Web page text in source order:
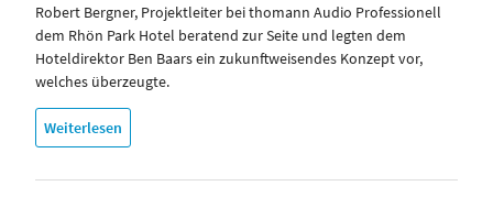
Robert Bergner, Projektleiter bei thomann Audio Professionell
dem Rhön Park Hotel beratend zur Seite und legten dem
Hoteldirektor Ben Baars ein zukunftweisendes Konzept vor,
welches überzeugte.
Weiterlesen